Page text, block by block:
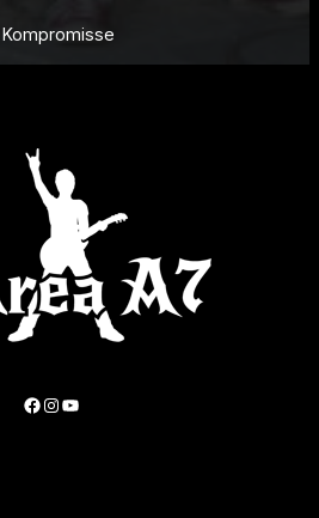
Facebook
Instagram
YouTube